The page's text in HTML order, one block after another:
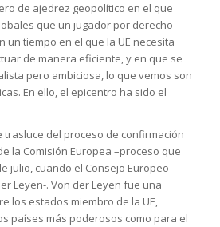
de ajedrez geopolítico en el que
que un jugador por derecho
un tiempo en el que la UE necesita
de manera eficiente, y en que se
pero ambiciosa, lo que vemos son
En ello, el epicentro ha sido el
trasluce del proceso de confirmación
la Comisión Europea –proceso que
julio, cuando el Consejo Europeo
Leyen-. Von der Leyen fue una
los estados miembro de la UE,
países más poderosos como para el